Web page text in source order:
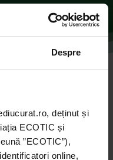
Despre
deținut și
ECOTIC și
”ECOTIC”),
online,